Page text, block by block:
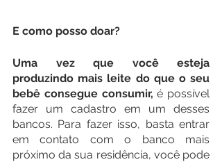
E como posso doar?
Uma vez que você esteja
produzindo mais leite do que o seu
bebê consegue consumir, é possível
fazer um cadastro em um desses
bancos. Para fazer isso, basta entrar
em contato com o banco mais
próximo da sua residência, você pode